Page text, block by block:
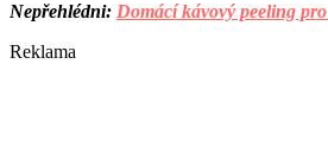
Nepřehlédni: Domácí kávový peeling
Reklama